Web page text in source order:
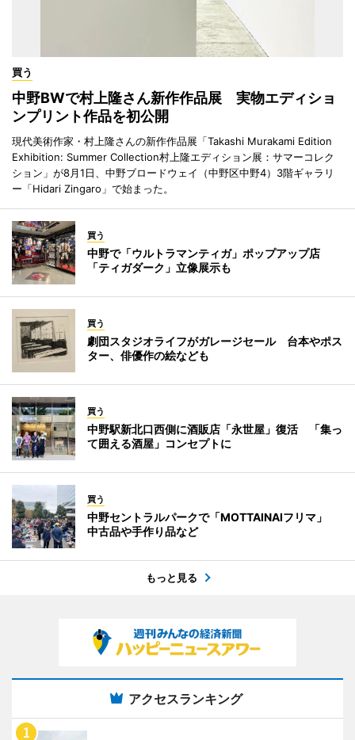
買う
中野BWで村上隆さん新作作品展 実物エディショ
ンプリント作品を初公開
現代美術作家・村上隆さんの新作作品展「Takashi Murakami Edition
Exhibition: Summer Collection村上隆エディション展：サマーコレク
ション」が8月1日、中野ブロードウェイ（中野区中野4）3階ギャラリ
ー「Hidari Zingaro」で始まった。
買う
中野で「ウルトラマンティガ」ポップアップ店
「ティガダーク」立像展示も
買う
劇団スタジオライフがガレージセール 台本やポス
ター、俳優作の絵なども
買う
中野駅新北口西側に酒販店「永世屋」復活 「集っ
て囲える酒屋」コンセプトに
買う
中野セントラルパークで「MOTTAINAIフリマ」
中古品や手作り品など
もっと見る
アクセスランキング